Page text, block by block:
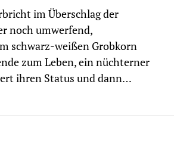
im Überschlag der
noch umwerfend,
schwarz-weißen Grobkorn
zum Leben, ein nüchterner
ihren Status und dann…